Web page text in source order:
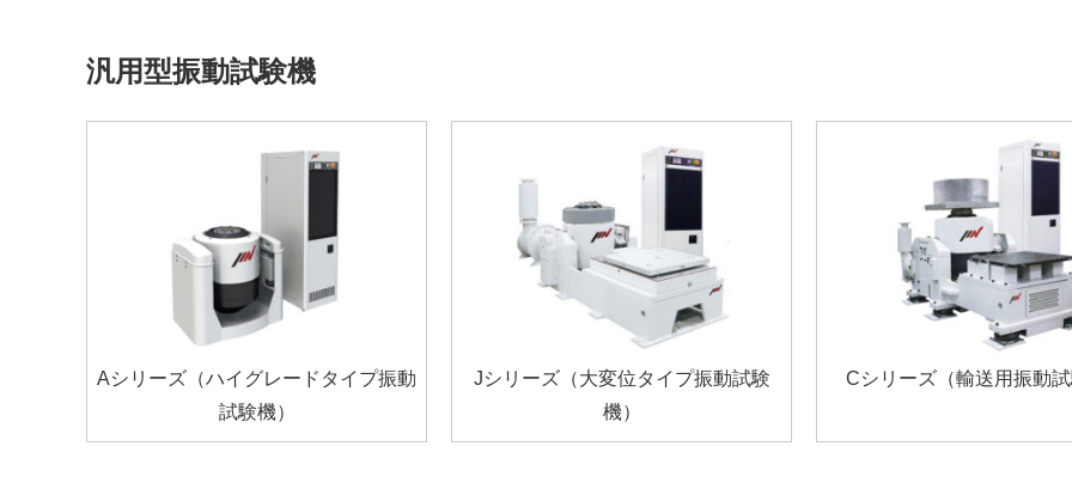
汎用型振動試験機
Aシリーズ（ハイグレードタイプ振動
試験機）
Jシリーズ（大変位タイプ振動試験
機）
Cシリーズ（輸送用振動